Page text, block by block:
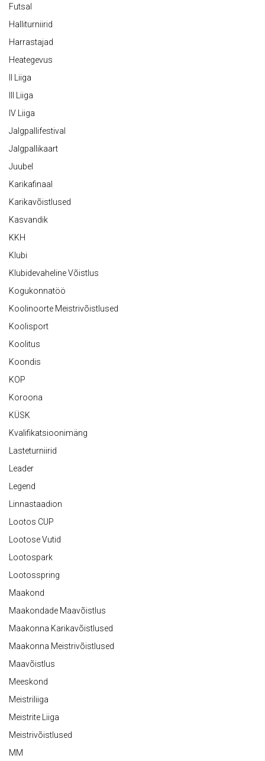
Futsal
Halliturniirid
Harrastajad
Heategevus
II Liiga
III Liiga
IV Liiga
Jalgpallifestival
Jalgpallikaart
Juubel
Karikafinaal
Karikavõistlused
Kasvandik
KKH
Klubi
Klubidevaheline Võistlus
Kogukonnatöö
Koolinoorte Meistrivõistlused
Koolisport
Koolitus
Koondis
KOP
Koroona
KÜSK
Kvalifikatsioonimäng
Lasteturniirid
Leader
Legend
Linnastaadion
Lootos CUP
Lootose Vutid
Lootospark
Lootosspring
Maakond
Maakondade Maavõistlus
Maakonna Karikavõistlused
Maakonna Meistrivõistlused
Maavõistlus
Meeskond
Meistriliiga
Meistrite Liiga
Meistrivõistlused
MM